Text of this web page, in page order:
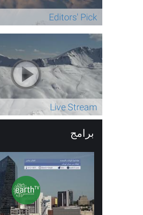
Editors' Pick
Live Stream
برامج